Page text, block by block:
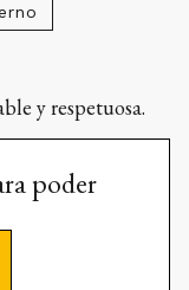
y respetuosa.
poder